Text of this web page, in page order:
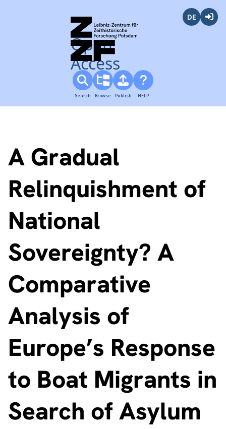
Open
Access
Search Browse Publish HELP
A Gradual
Relinquishment of
National
Sovereignty? A
Comparative
Analysis of
Europe’s Response
to Boat Migrants in
Search of Asylum